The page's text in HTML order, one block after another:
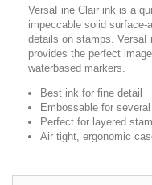
VersaFine Clair ink is a
impeccable solid surface-
details on stamps.
provides the perfect
waterbased markers.
Best ink for fine detail
Embossable for
Perfect for layered
Air tight, ergonomic